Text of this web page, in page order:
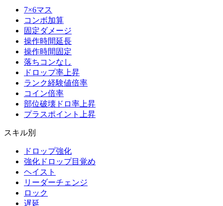
7×6マス
コンボ加算
固定ダメージ
操作時間延長
操作時間固定
落ちコンなし
ドロップ率上昇
ランク経験値倍率
コイン倍率
部位破壊ドロ率上昇
プラスポイント上昇
スキル別
ドロップ強化
強化ドロップ目覚め
ヘイスト
リーダーチェンジ
ロック
遅延